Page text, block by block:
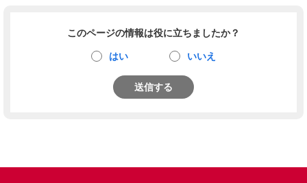
このページの情報は役に立ちましたか？
はい いいえ
送信する